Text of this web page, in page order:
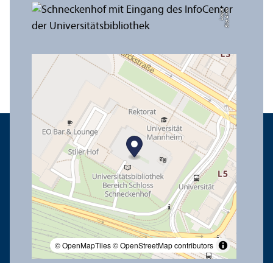
Bil
d:
A
n
n
a
L
o
g
u
e
© OpenMapTiles© OpenStreetMap contributors